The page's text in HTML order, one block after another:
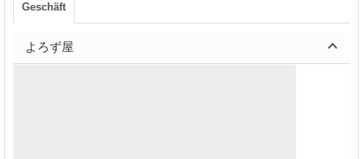
Geschäft
よろず屋